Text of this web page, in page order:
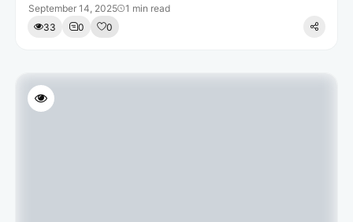
September 14, 2025
1 min read
33
0 0